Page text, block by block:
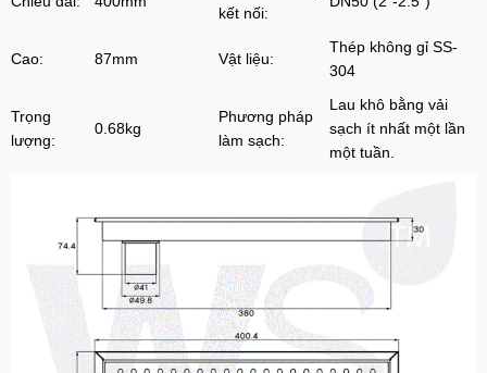
kết nối:
Cao: 87mm Vật liệu:
Thép không gỉ SS-
304
Trọng
lượng:
0.68kg
Phương pháp
làm sạch:
Lau khô bằng vải
sạch ít nhất một lần
một tuần.